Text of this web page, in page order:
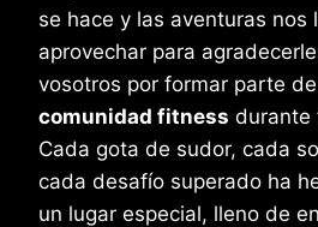
se hace y las aventuras nos
aprovechar para
vosotros por formar parte
comunidad fitness durante
Cada gota de sudor, cada
cada desafío superado ha
un lugar especial, lleno de